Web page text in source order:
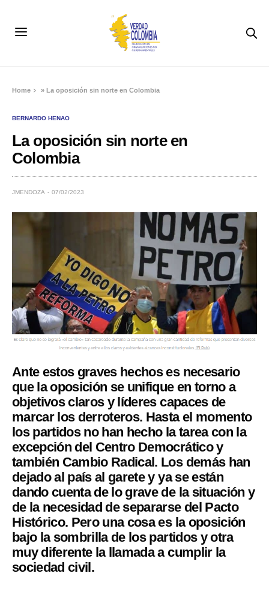
Home »La oposición sin norte en Colombia
BERNARDO HENAO
La oposición sin norte en
Colombia
JMENDOZA 07/02/2023
Ante estos graves hechos es necesario
que la oposición se unifique en torno a
objetivos claros y líderes capaces de
marcar los derroteros. Hasta el momento
los partidos no han hecho la tarea con la
excepción del Centro Democrático y
también Cambio Radical. Los demás han
dejado al país al garete y ya se están
dando cuenta de lo grave de la situación y
de la necesidad de separarse del Pacto
Histórico. Pero una cosa es la oposición
bajo la sombrilla de los partidos y otra
muy diferente la llamada a cumplir la
sociedad civil.